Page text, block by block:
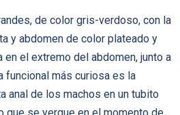
de color gris-verdoso, con la
y abdomen de color plateado y
en el extremo del abdomen, junto a
funcional más curiosa es la
anal de los machos en un tubito